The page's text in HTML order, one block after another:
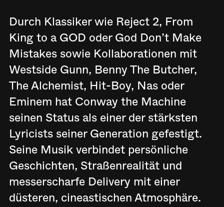
Durch Klassiker wie Reject 2, From
King to a GOD oder God Don’t Make
Mistakes sowie Kollaborationen mit
Westside Gunn, Benny The Butcher,
The Alchemist, Hit-Boy, Nas oder
Eminem hat Conway the Machine
seinen Status als einer der stärksten
Lyricists seiner Generation gefestigt.
Seine Musik verbindet persönliche
Geschichten, Straßenrealität und
messerscharfe Delivery mit einer
düsteren, cineastischen Atmosphäre.